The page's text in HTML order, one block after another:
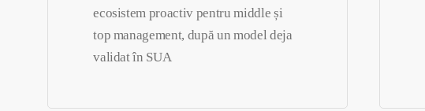
ecosistem proactiv pentru middle și
top management, după un model deja
validat în SUA